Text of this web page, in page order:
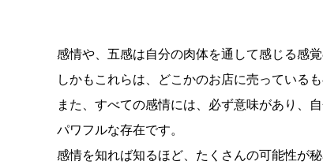
感情や、五感は自分の肉体を通して感じる感
しかもこれらは、どこかのお店に売っている
また、すべての感情には、必ず意味があり、
パワフルな存在です。
感情を知れば知るほど、たくさんの可能性が